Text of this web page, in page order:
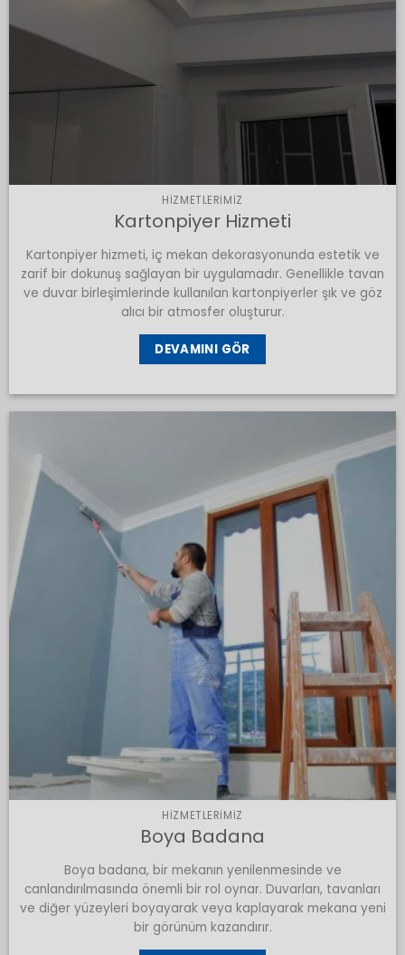
HIZMETLERIMIZ
Kartonpiyer Hizmeti
Kartonpiyer hizmeti, iç mekan dekorasyonunda estetik ve
zarif bir dokunuş sağlayan bir uygulamadır. Genellikle tavan
ve duvar birleşimlerinde kullanılan kartonpiyerler şık ve göz
alıcı bir atmosfer oluşturur.
DEVAMINI GÖR
HIZMETLERIMIZ
Boya Badana
Boya badana, bir mekanın yenilenmesinde ve
canlandırılmasında önemli bir rol oynar. Duvarları, tavanları
ve diğer yüzeyleri boyayarak veya kaplayarak mekana yeni
bir görünüm kazandırır.